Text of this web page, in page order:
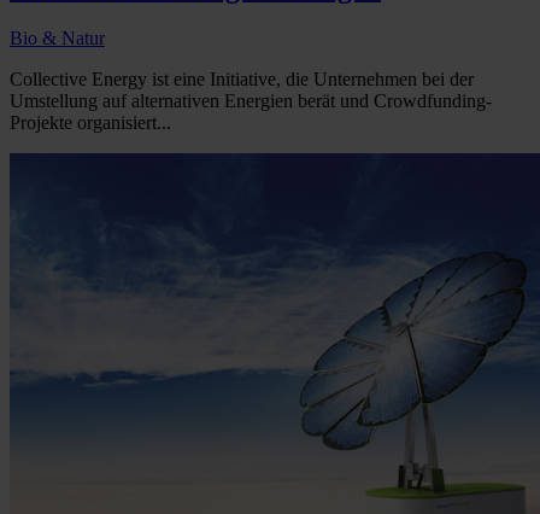
Bio & Natur
Collective Energy ist eine Initiative, die Unternehmen bei der
Umstellung auf alternativen Energien berät und Crowdfunding-
Projekte organisiert...